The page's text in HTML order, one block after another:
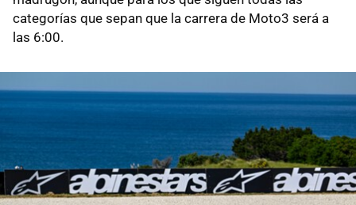
categorías que sepan que la carrera de Moto3 será a
las 6:00.